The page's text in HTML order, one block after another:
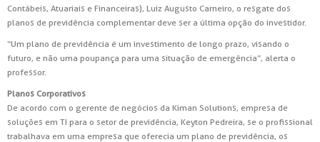
Contábeis, Atuariais e Financeiras), Luiz Augusto Carneiro, o resgate dos
planos de previdência complementar deve ser a última opção do investidor.
“Um plano de previdência é um investimento de longo prazo, visando o
futuro, e não uma poupança para uma situação de emergência”, alerta o
professor.
Planos Corporativos
De acordo com o gerente de negócios da Kiman Solutions, empresa de
soluções em TI para o setor de previdência, Keyton Pedreira, se o profissional
trabalhava em uma empresa que oferecia um plano de previdência, os